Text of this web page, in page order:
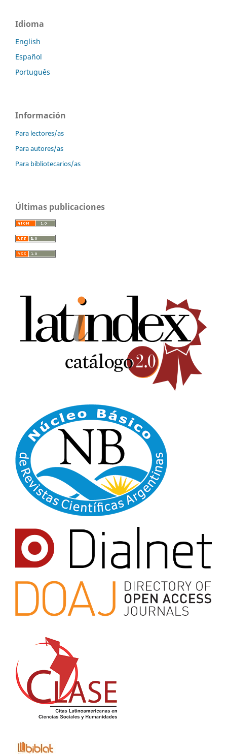
Idioma
English
Español
Português
Información
Para lectores/as
Para autores/as
Para bibliotecarios/as
Últimas publicaciones